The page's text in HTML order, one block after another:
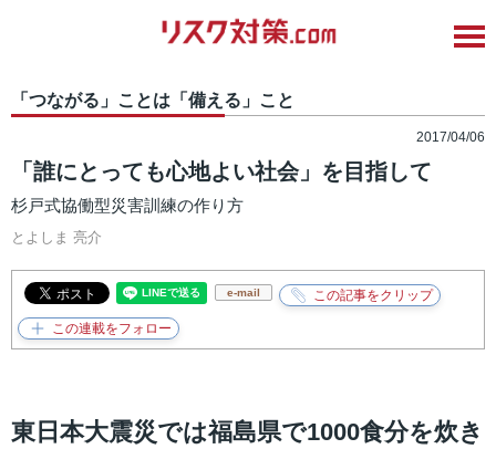
「つながる」ことは「備える」こと
2017/04/06
「誰にとっても心地よい社会」を目指して
杉戸式協働型災害訓練の作り方
とよしま 亮介
e-mail
東日本大震災では福島県で1000食分を炊き